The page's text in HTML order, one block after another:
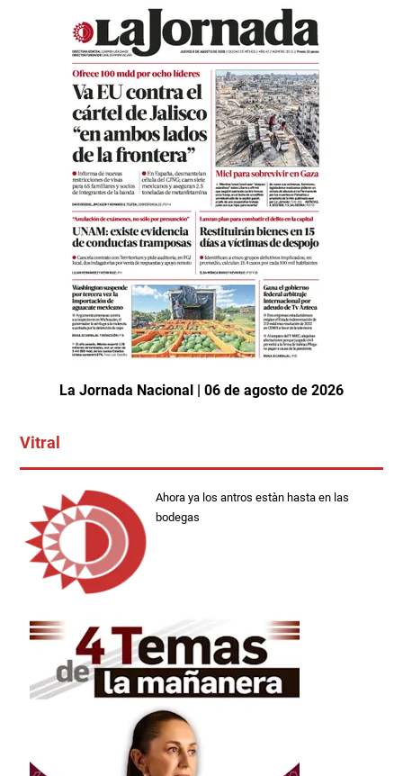
La Jornada Nacional | 06 de agosto de 2026
Vitral
Ahora ya los antros estàn hasta en las
bodegas